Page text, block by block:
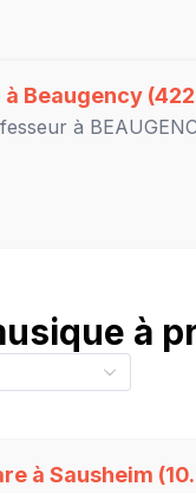
à Beaugency
à
à
à Sausheim